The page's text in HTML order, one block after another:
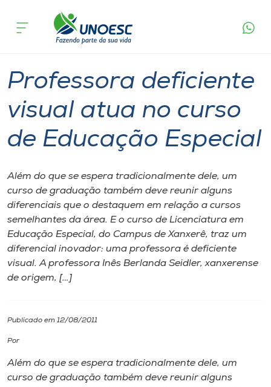
Cursos
Pesquisa
Atendimento ao Estudante
Portal de Ensino
A
Internacionalização
Cultura
acontece
Professora deficiente
visual atua no curso
de Educação Especial
Além do que se espera tradicionalmente dele, um
curso de graduação também deve reunir alguns
diferenciais que o destaquem em relação a cursos
semelhantes da área. E o curso de Licenciatura em
Educação Especial, do Campus de Xanxerê, traz um
diferencial inovador: uma professora é deficiente
visual. A professora Inês Berlanda Seidler, xanxerense
de origem, […]
Publicado em 12/08/2011
Por
Além do que se espera tradicionalmente dele, um
curso de graduação também deve reunir alguns